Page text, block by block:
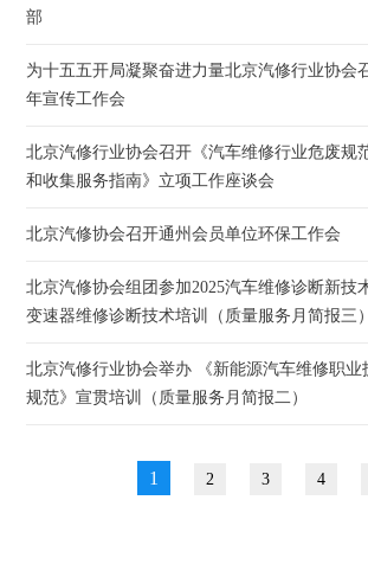
部
为十五五开局凝聚奋进力量北京汽修行业协会
年宣传工作会
北京汽修行业协会召开《汽车维修行业危废规
和收集服务指南》立项工作座谈会
北京汽修协会召开通州会员单位环保工作会
北京汽修协会组团参加2025汽车维修诊断新技
变速器维修诊断技术培训（质量服务月简报三）
北京汽修行业协会举办 《新能源汽车维修职业
规范》宣贯培训（质量服务月简报二）
1 2 3 4